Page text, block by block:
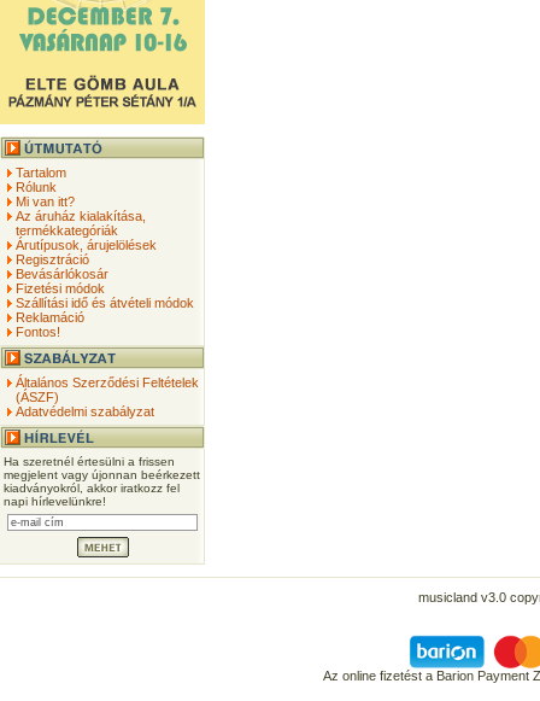
Tartalom
Rólunk
Mi van itt?
Az áruház kialakítása,
termékkategóriák
Árutípusok, árujelölések
Regisztráció
Bevásárlókosár
Fizetési módok
Szállítási idő és átvételi módok
Reklamáció
Fontos!
Általános Szerződési Feltételek
(ÁSZF)
Adatvédelmi szabályzat
Ha szeretnél értesülni a frissen
megjelent vagy újonnan beérkezett
kiadványokról, akkor iratkozz fel
napi hírlevelünkre!
musicland v3.0
Az online fizetést a Barion Payment